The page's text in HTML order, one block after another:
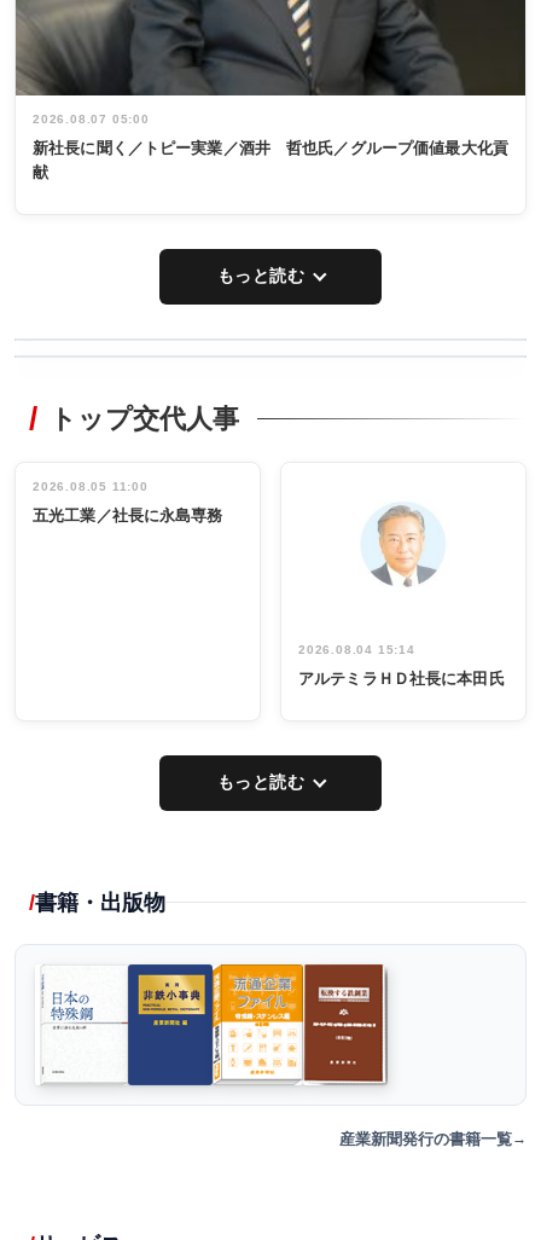
2026.08.07 05:00
新社長に聞く／トピー実業／酒井 哲也氏／グループ価値最大化貢
献
もっと読む
非鉄業界で
インタビュ
ー／社内ア
タックトレー
祝う 業界関
係者ら220人
出席
トップ交代人事
2026.08.05 11:00
五光工業／社長に永島専務
2026.08.04 15:14
アルテミラＨＤ社長に本田氏
もっと読む
書籍・出版物
産業新聞発行の書籍一覧